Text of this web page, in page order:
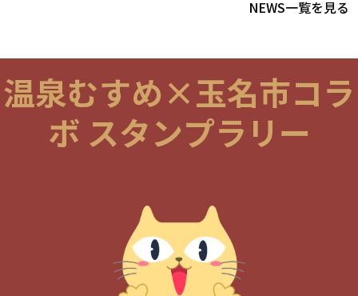
NEWS一覧を見る
温泉むすめ×玉名市コラ
ボ スタンプラリー